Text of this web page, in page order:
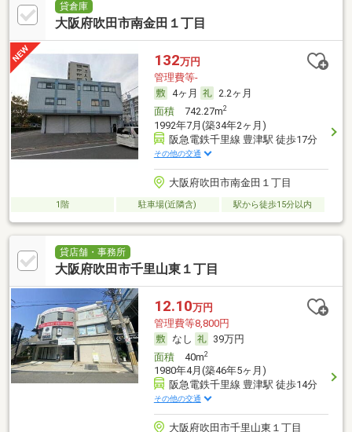
貸倉庫
大阪府吹田市南金田１丁目
132万円
管理費等-
4ヶ月
2.2ヶ月
面積742.27m2
1992年7月(築34年2ヶ月)
阪急電鉄千里線 豊津駅 徒歩17分
その他の交通
大阪府吹田市南金田１丁目
1階 駐車場(近隣含) 駅から徒歩15分以内
貸店舗・事務所
大阪府吹田市千里山東１丁目
12.10万円
管理費等8,800円
なし
39万円
面積40m2
1980年4月(築46年5ヶ月)
阪急電鉄千里線 豊津駅 徒歩14分
その他の交通
大阪府吹田市千里山東１丁目